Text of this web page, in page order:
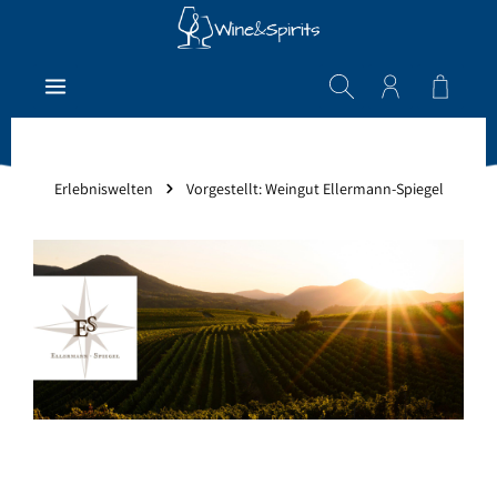
Zum Hauptinhalt springen
Erlebniswelten Vorgestellt: Weingut Ellermann-Spiegel